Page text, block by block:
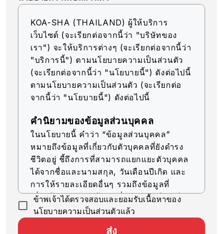
KOA-SHA (THAILAND) ผู้ให้บริการ
เว็บไซต์ (จะเรียกต่อจากนี้ว่า "บริษัทของ
เรา") จะให้บริการต่างๆ (จะเรียกต่อจากนี้ว่า
"บริการนี้") ตามนโยบายความเป็นส่วนตัว
(จะเรียกต่อจากนี้ว่า "นโยบายนี้") ดังต่อไปนี้
ตามนโยบายความเป็นส่วนตัว (จะเรียกต่อ
จากนี้ว่า "นโยบายนี้") ดังต่อไปนี้
คำนิยามของข้อมูลส่วนบุคคล
ในนโยบายนี้ คำว่า “ข้อมูลส่วนบุคคล”
หมายถึงข้อมูลที่เกี่ยวกับตัวบุคคลที่ยังดำรง
ชีวิตอยู่ ชี้ถึงการที่สามารถแยกแยะตัวบุคคล
ได้จากชื่อและนามสกุล, วันเดือนปีเกิด และ
การให้รายละเอียดอื่นๆ รวมถึงข้อมูลที่
เกี่ยวข้อง (รวมถึงข้อมูลที่สามารถเทียบเคียง
กับข้อมูลอื่นๆ ได้ง่าย ซึ่งจะช่วยให้สามารถ
ข้าพเจ้าได้ตรวจสอบและยอมรับเนื้อหาของ
นโยบายความเป็นส่วนตัวแล้ว
ส่ง